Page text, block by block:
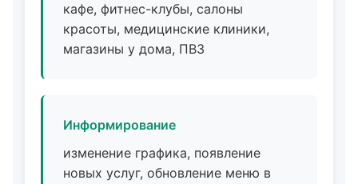
кафе, фитнес-клубы, салоны
красоты, медицинские клиники,
магазины у дома, ПВЗ
Информирование
изменение графика, появление
новых услуг, обновление меню в